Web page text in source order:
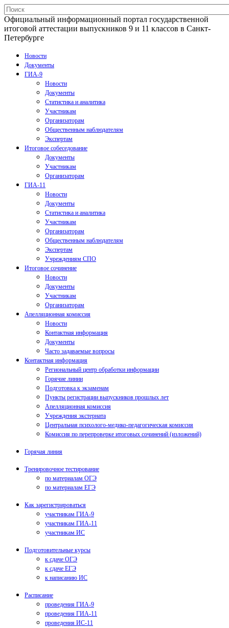
Официальный информационный портал государственной
итоговой аттестации выпускников 9 и 11 классов в Санкт-
Петербурге
Новости
Документы
ГИА-9
Новости
Документы
Статистика и аналитика
Участникам
Организаторам
Общественным наблюдателям
Экспертам
Итоговое собеседование
Документы
Участникам
Организаторам
ГИА-11
Новости
Документы
Статистика и аналитика
Участникам
Организаторам
Общественным наблюдателям
Экспертам
Учреждениям СПО
Итоговое сочинение
Новости
Документы
Участникам
Организаторам
Апелляционная комиссия
Новости
Контактная информация
Документы
Часто задаваемые вопросы
Контактная информация
Региональный центр обработки информации
Горячие линии
Подготовка к экзаменам
Пункты регистрации выпускников прошлых лет
Апелляционная комиссия
Учреждения экстерната
Центральная психолого-медико-педагогическая комиссия
Комиссия по перепроверке итоговых сочинений (изложений)
Горячая линия
Тренировочное тестирование
по материалам ОГЭ
по материалам ЕГЭ
Как зарегистрироваться
участникам ГИА-9
участникам ГИА-11
участникам ИС
Подготовительные курсы
к сдаче ОГЭ
к сдаче ЕГЭ
к написанию ИС
Расписание
проведения ГИА-9
проведения ГИА-11
проведения ИС-11